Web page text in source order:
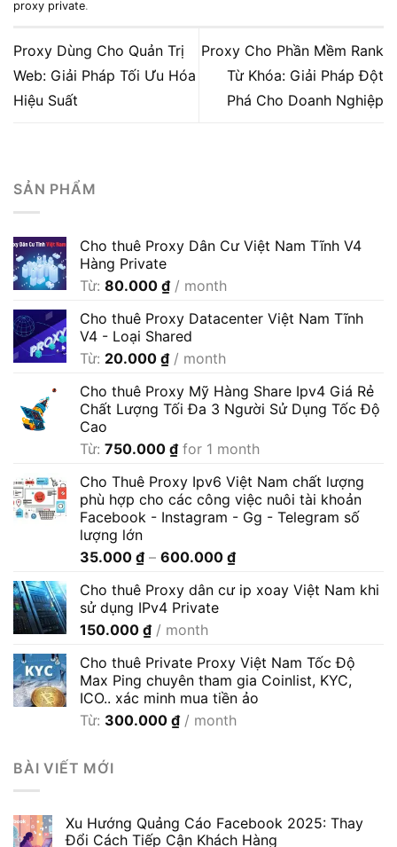
proxy private.
Proxy Dùng Cho Quản Trị
Web: Giải Pháp Tối Ưu Hóa
Hiệu Suất
Proxy Cho Phần Mềm Rank
Từ Khóa: Giải Pháp Đột
Phá Cho Doanh Nghiệp
SẢN PHẨM
Cho thuê Proxy Dân Cư Việt Nam Tĩnh V4
Hàng Private
Từ: 80.000 ₫ / month
Cho thuê Proxy Datacenter Việt Nam Tĩnh
V4 - Loại Shared
Từ: 20.000 ₫ / month
Cho thuê Proxy Mỹ Hàng Share Ipv4 Giá Rẻ
Chất Lượng Tối Đa 3 Người Sử Dụng Tốc Độ
Cao
Từ: 750.000 ₫ for 1 month
Cho Thuê Proxy Ipv6 Việt Nam chất lượng
phù hợp cho các công việc nuôi tài khoản
Facebook - Instagram - Gg - Telegram số
lượng lớn
35.000 ₫ – 600.000 ₫Khoảng
từ
Cho thuê Proxy dân cư ip xoay Việt Nam khi
sử dụng IPv4 Private
150.000 ₫ / month
Cho thuê Private Proxy Việt Nam Tốc Độ
Max Ping chuyên tham gia Coinlist, KYC,
ICO.. xác minh mua tiền ảo
Từ: 300.000 ₫ / month
BÀI VIẾT MỚI
Xu Hướng Quảng Cáo Facebook 2025: Thay
Đổi Cách Tiếp Cận Khách Hàng